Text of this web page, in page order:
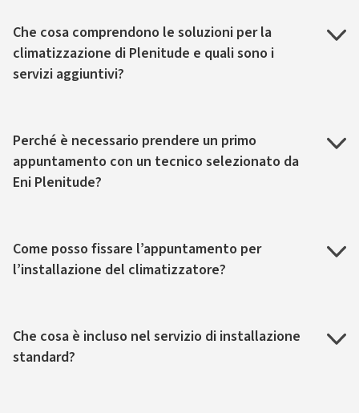
Che cosa comprendono le soluzioni per la
climatizzazione di Plenitude e quali sono i
servizi aggiuntivi?
Perché è necessario prendere un primo
appuntamento con un tecnico selezionato da
Eni Plenitude?
Come posso fissare l’appuntamento per
l’installazione del climatizzatore?
Che cosa è incluso nel servizio di installazione
standard?